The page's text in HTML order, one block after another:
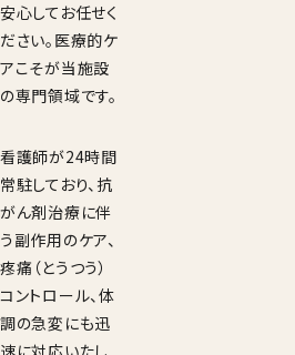
安心してお任せく
ださい。医療的ケ
アこそが当施設
の専門領域です。
看護師が24時間
常駐しており、抗
がん剤治療に伴
う副作用のケア、
疼痛（とうつう）
コントロール、体
調の急変にも迅
速に対応いたし